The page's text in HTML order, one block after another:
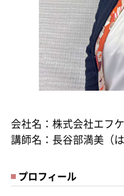
会社名：株式会社エフ
講師名：長谷部満美（
プロフィール